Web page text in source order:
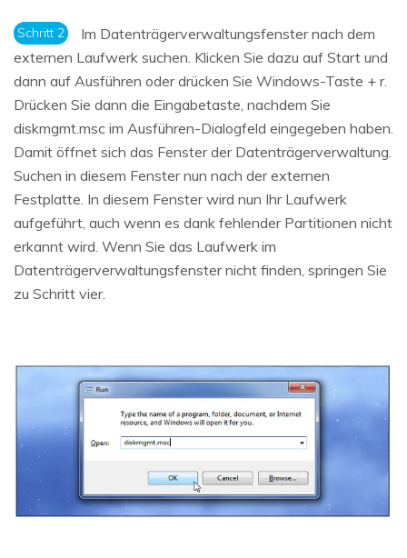
Schritt 2
Im Datenträgerverwaltungsfenster nach dem
externen Laufwerk suchen. Klicken Sie dazu auf Start und
dann auf Ausführen oder drücken Sie Windows-Taste + r.
Drücken Sie dann die Eingabetaste, nachdem Sie
diskmgmt.msc im Ausführen-Dialogfeld eingegeben haben.
Damit öffnet sich das Fenster der Datenträgerverwaltung.
Suchen in diesem Fenster nun nach der externen
Festplatte. In diesem Fenster wird nun Ihr Laufwerk
aufgeführt, auch wenn es dank fehlender Partitionen nicht
erkannt wird. Wenn Sie das Laufwerk im
Datenträgerverwaltungsfenster nicht finden, springen Sie
zu Schritt vier.